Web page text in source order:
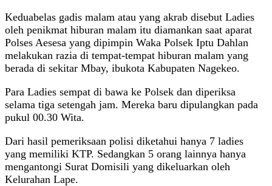
Keduabelas gadis malam atau yang akrab disebut Ladies
oleh penikmat hiburan malam itu diamankan saat aparat
Polses Aesesa yang dipimpin Waka Polsek Iptu Dahlan
melakukan razia di tempat-tempat hiburan malam yang
berada di sekitar Mbay, ibukota Kabupaten Nagekeo.
Para Ladies sempat di bawa ke Polsek dan diperiksa
selama tiga setengah jam. Mereka baru dipulangkan pada
pukul 00.30 Wita.
Dari hasil pemeriksaan polisi diketahui hanya 7 ladies
yang memiliki KTP. Sedangkan 5 orang lainnya hanya
mengantongi Surat Domisili yang dikeluarkan oleh
Kelurahan Lape.